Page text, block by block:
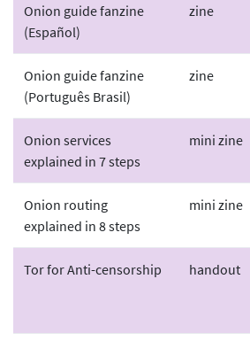
Onion guide fanzine
(Español)
zine
Onion guide fanzine
(Português Brasil)
zine
Onion services
explained in 7 steps
mini zine
Onion routing
explained in 8 steps
mini zine
Tor for Anti-censorship handout